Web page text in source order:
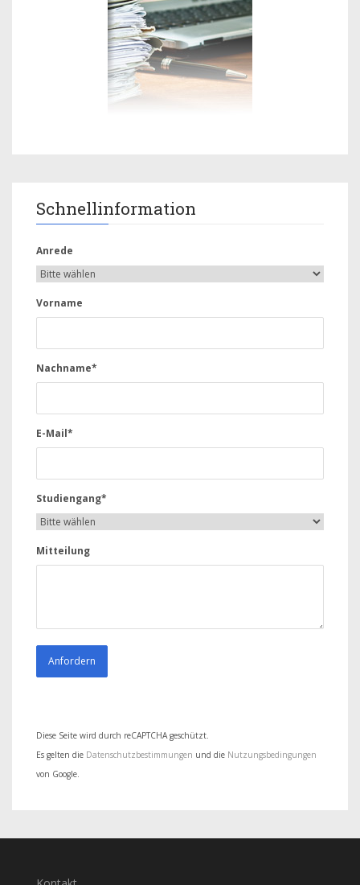
Schnellinformation
Anrede
Vorname
Nachname*
E-Mail*
Studiengang*
Mitteilung
Diese Seite wird durch reCAPTCHA geschützt.
Es gelten die Datenschutzbestimmungen und die Nutzungsbedingungen
von Google.